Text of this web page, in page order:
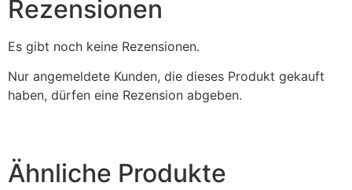
Rezensionen
Es gibt noch keine Rezensionen.
Nur angemeldete Kunden, die dieses Produkt gekauft
haben, dürfen eine Rezension abgeben.
Ähnliche Produkte